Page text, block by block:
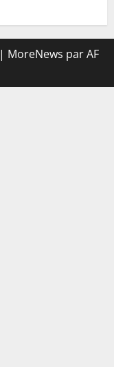
| MoreNews par AF